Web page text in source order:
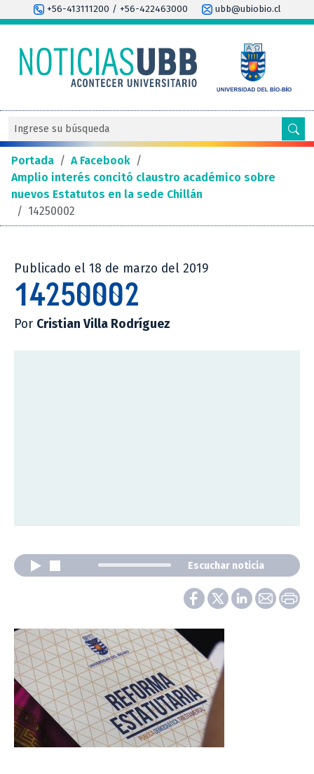
+56-413111200 / +56-422463000 ubb@ubiobio.cl
Portada / A Facebook /
Amplio interés concitó claustro académico sobre
nuevos Estatutos en la sede Chillán
/ 14250002
Publicado el 18 de marzo del 2019
14250002
Por Cristian Villa Rodríguez
Escuchar noticia